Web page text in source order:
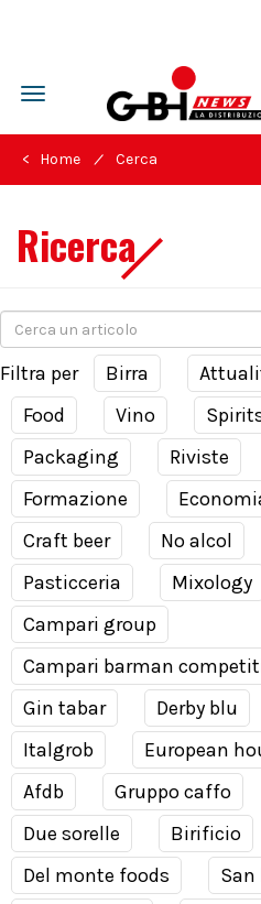
Toggle
navigation
< Home / Cerca
Ricerca
Filtra per Birra
Food
Vino
Packaging
Riviste
Formazione
Craft beer
No alcol
Pasticceria
Mixology
Campari group
Campari barman
Gin tabar
Derby blu
Italgrob
European
Afdb
Gruppo caffo
Due sorelle
Birificio
Del monte foods